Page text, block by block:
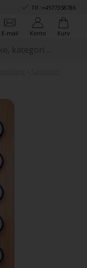
Tlf.:+4577358786
E-mail Konto Kurv